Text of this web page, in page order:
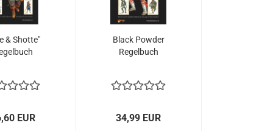
& Shotte"
EUR
Black Powder
Regelbuch
34,99 EUR